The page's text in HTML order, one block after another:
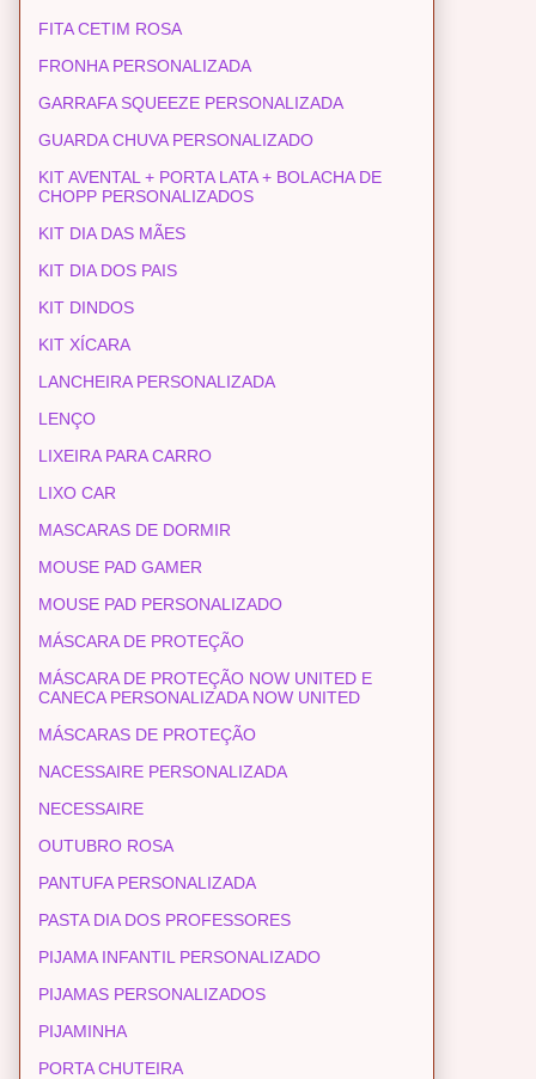
FITA CETIM ROSA
FRONHA PERSONALIZADA
GARRAFA SQUEEZE PERSONALIZADA
GUARDA CHUVA PERSONALIZADO
KIT AVENTAL + PORTA LATA + BOLACHA DE
CHOPP PERSONALIZADOS
KIT DIA DAS MÃES
KIT DIA DOS PAIS
KIT DINDOS
KIT XÍCARA
LANCHEIRA PERSONALIZADA
LENÇO
LIXEIRA PARA CARRO
LIXO CAR
MASCARAS DE DORMIR
MOUSE PAD GAMER
MOUSE PAD PERSONALIZADO
MÁSCARA DE PROTEÇÃO
MÁSCARA DE PROTEÇÃO NOW UNITED E
CANECA PERSONALIZADA NOW UNITED
MÁSCARAS DE PROTEÇÃO
NACESSAIRE PERSONALIZADA
NECESSAIRE
OUTUBRO ROSA
PANTUFA PERSONALIZADA
PASTA DIA DOS PROFESSORES
PIJAMA INFANTIL PERSONALIZADO
PIJAMAS PERSONALIZADOS
PIJAMINHA
PORTA CHUTEIRA